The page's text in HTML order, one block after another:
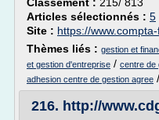
Articles sélectionnés : 5
Site : https://
Thèmes liés : gestion et
et gestion d'entreprise / centre de
adhesion centre de gestion agree /
216. http://